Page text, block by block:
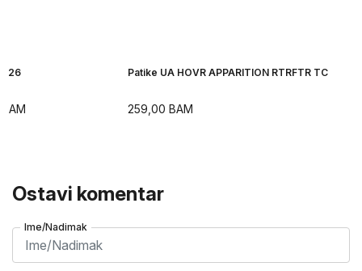
26
BAM
Patike UA HOVR APPARITION RTRFTR TC
259,00 BAM
Ostavi komentar
Ime/Nadimak